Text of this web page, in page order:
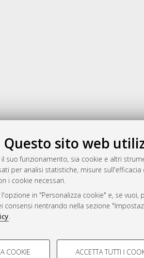
Questo sito web
suo funzionamento, sia cookie e altri
per analisi statistiche, misure
i cookie necessari.
in "Personalizza cookie" e, se
rientrando nella sezione
.
COOKIE ACCETTA TUTTI I
Gestione del documento:
e gestito da
Cookie
sulla privacy
del sito